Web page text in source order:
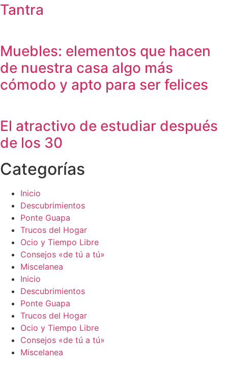
Tantra
Muebles: elementos que hacen
de nuestra casa algo más
cómodo y apto para ser felices
El atractivo de estudiar después
de los 30
Categorías
Inicio
Descubrimientos
Ponte Guapa
Trucos del Hogar
Ocio y Tiempo Libre
Consejos «de tú a tú»
Miscelanea
Inicio
Descubrimientos
Ponte Guapa
Trucos del Hogar
Ocio y Tiempo Libre
Consejos «de tú a tú»
Miscelanea